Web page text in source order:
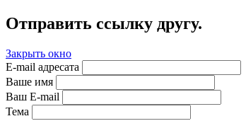
Отправить ссылку другу.
Закрыть окно
E-mail адресата
Ваше имя
Ваш E-mail
Тема